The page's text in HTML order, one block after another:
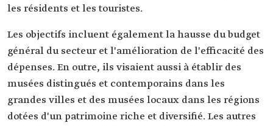
les résidents et les touristes.
Les objectifs incluent également la hausse du budget
général du secteur et l'amélioration de l'efficacité des
dépenses. En outre, ils visaient aussi à établir des
musées distingués et contemporains dans les
grandes villes et des musées locaux dans les régions
dotées d'un patrimoine riche et diversifié. Les autres